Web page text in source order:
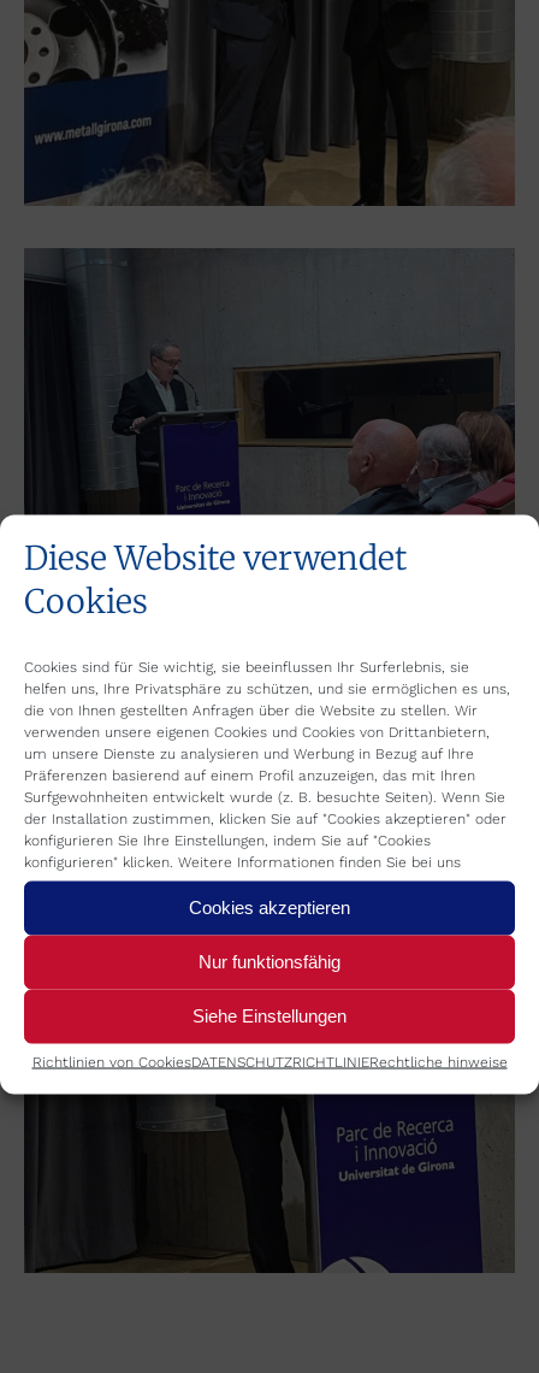
Diese Website verwendet
Cookies
Cookies sind für Sie wichtig, sie beeinflussen Ihr Surferlebnis, sie
helfen uns, Ihre Privatsphäre zu schützen, und sie ermöglichen es uns,
die von Ihnen gestellten Anfragen über die Website zu stellen. Wir
verwenden unsere eigenen Cookies und Cookies von Drittanbietern,
um unsere Dienste zu analysieren und Werbung in Bezug auf Ihre
Präferenzen basierend auf einem Profil anzuzeigen, das mit Ihren
Surfgewohnheiten entwickelt wurde (z. B. besuchte Seiten). Wenn Sie
der Installation zustimmen, klicken Sie auf "Cookies akzeptieren" oder
konfigurieren Sie Ihre Einstellungen, indem Sie auf "Cookies
konfigurieren" klicken. Weitere Informationen finden Sie bei uns
Cookies akzeptieren
Nur funktionsfähig
Siehe Einstellungen
Richtlinien von CookiesDATENSCHUTZRICHTLINIERechtliche hinweise